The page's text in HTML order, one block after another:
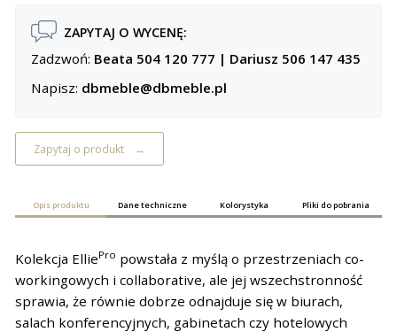
ZAPYTAJ O WYCENĘ:
Zadzwoń: Beata 504 120 777 | Dariusz 506 147 435
Napisz: dbmeble@dbmeble.pl
Zapytaj o produkt
Opis produktu Dane techniczne Kolorystyka Pliki do pobrania
Kolekcja ElliePro powstała z myślą o przestrzeniach co-
workingowych i collaborative, ale jej wszechstronność
sprawia, że równie dobrze odnajduje się w biurach,
salach konferencyjnych, gabinetach czy hotelowych